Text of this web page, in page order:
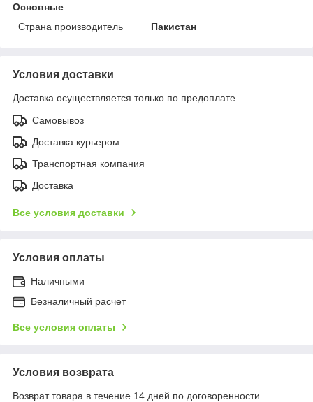
Основные
Страна производитель
Пакистан
Условия доставки
Доставка осуществляется только по предоплате.
Самовывоз
Доставка курьером
Транспортная компания
Доставка
Все условия доставки
Условия оплаты
Наличными
Безналичный расчет
Все условия оплаты
Условия возврата
Возврат товара в течение 14 дней по договоренности